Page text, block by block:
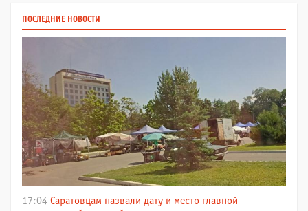
ПОСЛЕДНИЕ НОВОСТИ
17:04 Саратовцам назвали дату и место главной